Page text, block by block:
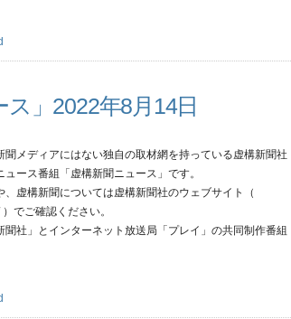
」2022年8月14日
聞メディアにはない独自の取材網を持っている虚構新聞社
ース番組「虚構新聞ニュース」です。
、虚構新聞については虚構新聞社のウェブサイト（
でご確認ください。
聞社」とインターネット放送局「プレイ」の共同制作番組